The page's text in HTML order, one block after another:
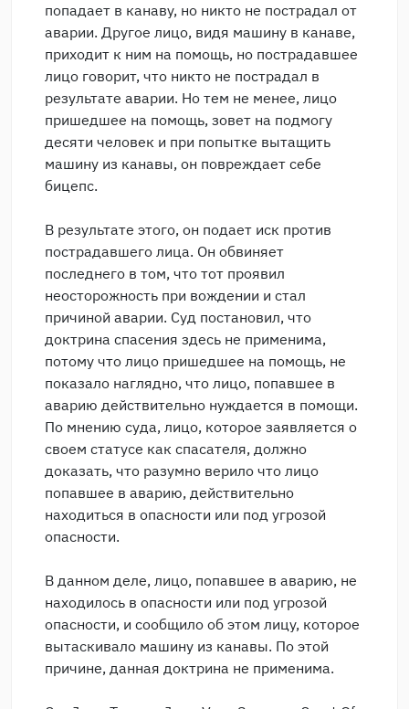
попадает в канаву, но никто не пострадал от
аварии. Другое лицо, видя машину в канаве,
приходит к ним на помощь, но пострадавшее
лицо говорит, что никто не пострадал в
результате аварии. Но тем не менее, лицо
пришедшее на помощь, зовет на подмогу
десяти человек и при попытке вытащить
машину из канавы, он повреждает себе
бицепс.
В результате этого, он подает иск против
пострадавшего лица. Он обвиняет
последнего в том, что тот проявил
неосторожность при вождении и стал
причиной аварии. Суд постановил, что
доктрина спасения здесь не применима,
потому что лицо пришедшее на помощь, не
показало наглядно, что лицо, попавшее в
аварию действительно нуждается в помощи.
По мнению суда, лицо, которое заявляется о
своем статусе как спасателя, должно
доказать, что разумно верило что лицо
попавшее в аварию, действительно
находиться в опасности или под угрозой
опасности.
В данном деле, лицо, попавшее в аварию, не
находилось в опасности или под угрозой
опасности, и сообщило об этом лицу, которое
вытаскивало машину из канавы. По этой
причине, данная доктрина не применима.